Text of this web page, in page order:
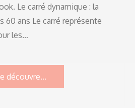
Le carré dynamique : la
60 ans Le carré représente
les…
découvre...